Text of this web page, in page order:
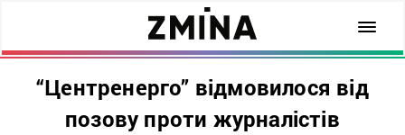
“Центренерго” відмовилося від
позову проти журналістів